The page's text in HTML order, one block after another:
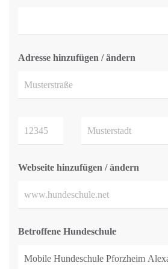
Adresse hinzufügen / ändern
Webseite hinzufügen / ändern
Betroffene Hundeschule